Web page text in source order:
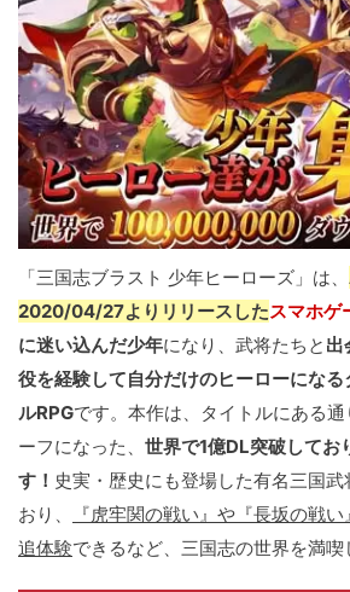
「三国志ブラスト 少年ヒーローズ」は、
2020/04/27よりリリースしたスマホゲ
に迷い込んだ少年になり、武将たちと 出
役を経験して自分だけのヒーローになる
ルRPGです。本作は、タイトルにある
ーフになった、 世界で1億DL突破してお
す！ 史実・歴史にも登場した有名三国
おり、
『虎牢関の戦い』や『長坂の戦
追体験できるなど、三国志の世界を満喫